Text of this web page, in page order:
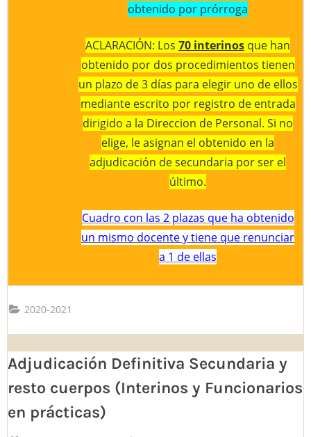
obtenido por prórroga
ACLARACIÓN: Los 70 interinos que han
obtenido por dos procedimientos tienen
un plazo de 3 días para elegir uno de ellos
mediante escrito por registro de entrada
dirigido a la Direccion de Personal. Si no
elige, le asignan el obtenido en la
adjudicación de secundaria por ser el
último.
Cuadro con las 2 plazas que ha obtenido
un mismo docente y tiene que renunciar
a 1 de ellas
2020-2021
Adjudicación Definitiva Secundaria y
resto cuerpos (Interinos y Funcionarios
en prácticas)